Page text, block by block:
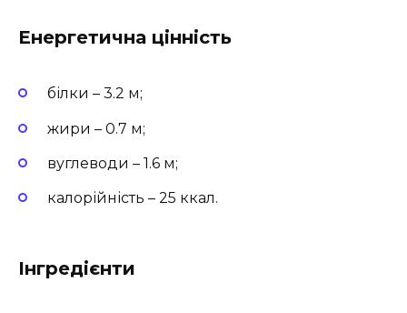
Енергетична цінність
білки – 3.2 м;
жири – 0.7 м;
вуглеводи – 1.6 м;
калорійність – 25 ккал.
Інгредієнти